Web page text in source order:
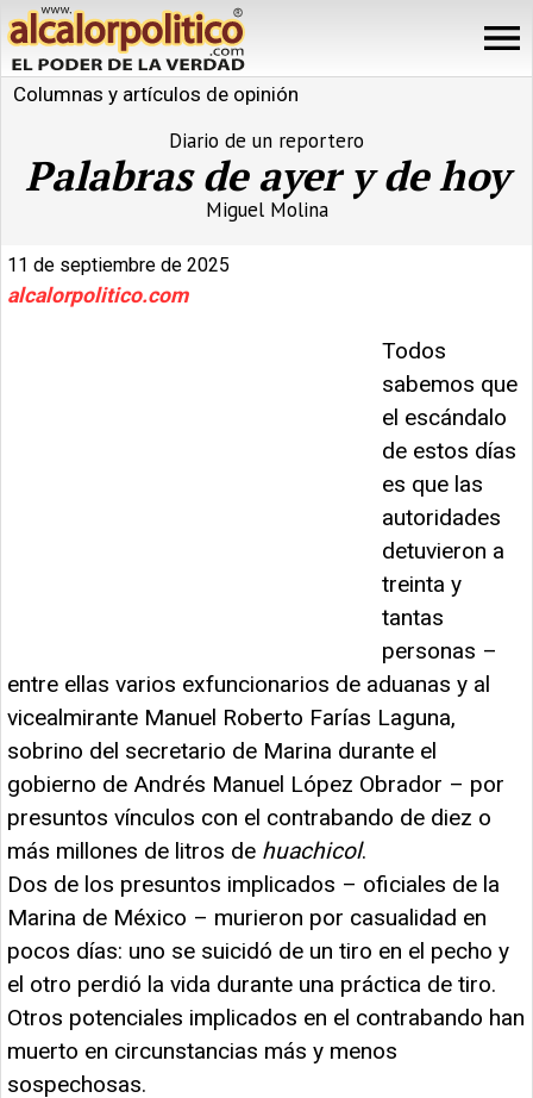
Columnas y artículos de opinión
Diario de un reportero
Palabras de ayer y de hoy
Miguel Molina
11 de septiembre de 2025
alcalorpolitico.com
Todos
sabemos que
el escándalo
de estos días
es que las
autoridades
detuvieron a
treinta y
tantas
personas –
entre ellas varios exfuncionarios de aduanas y al
vicealmirante Manuel Roberto Farías Laguna,
sobrino del secretario de Marina durante el
gobierno de Andrés Manuel López Obrador – por
presuntos vínculos con el contrabando de diez o
más millones de litros de huachicol.
Dos de los presuntos implicados – oficiales de la
Marina de México – murieron por casualidad en
pocos días: uno se suicidó de un tiro en el pecho y
el otro perdió la vida durante una práctica de tiro.
Otros potenciales implicados en el contrabando han
muerto en circunstancias más y menos
sospechosas.